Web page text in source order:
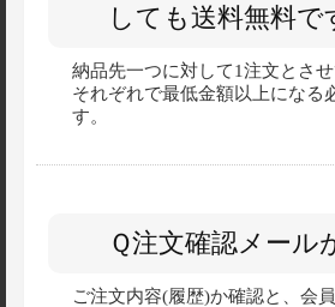
しても送料無料で
納品先一つに対して1注文とさせ
それぞれで最低金額以上になる
す。
Ｑ注文確認メール
ご注文内容(履歴)か確認と、会